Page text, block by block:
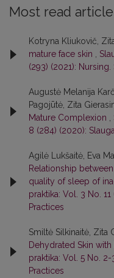
Most read
Kotryna Kliukovič,
mature face skin ,
(293) (2021):
Augustė Melanija
Pagojūtė, Zita
Mature Complexion ,
8 (284) (2020):
Agilė Lukšaitė, Eva
Relationship
quality of sleep of
praktika: Vol. 3 No.
Practices
Smiltė Silkinaitė, Zita
Dehydrated Skin
praktika: Vol. 5 No.
Practices